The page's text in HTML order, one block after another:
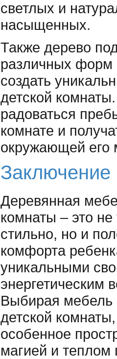
светлых и
насыщенных.
Также дерево
различных форм
создать
детской
радоваться
комнате и
окружающей его
Заключение
Деревянная
комнаты – это не
стильно, но и
комфорта
уникальными
энергетическим
Выбирая мебель
детской
особенное
магией и теплом